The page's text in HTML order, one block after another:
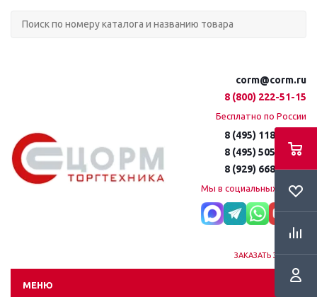
corm@corm.ru
8 (800) 222-51-15
Бесплатно по России
8 (495) 118-61-16
8 (495) 505-51-15
8 (929) 668-95-35
Мы в социальных сетях:
ЗАКАЗАТЬ ЗВОНОК
МЕНЮ